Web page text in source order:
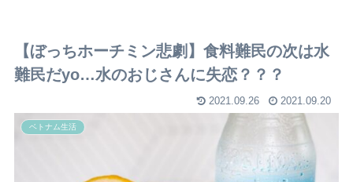
【ぼっちホーチミン悲劇】食料難民の次は水
難民だyo…水のおじさんに失恋？？？
2021.09.26 2021.09.20
ベトナム生活